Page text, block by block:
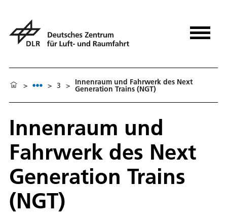
> > 3 > Innenraum und Fahrwerk des Next
Generation Trains (NGT)
Innenraum und
Fahrwerk des Next
Generation Trains
(NGT)